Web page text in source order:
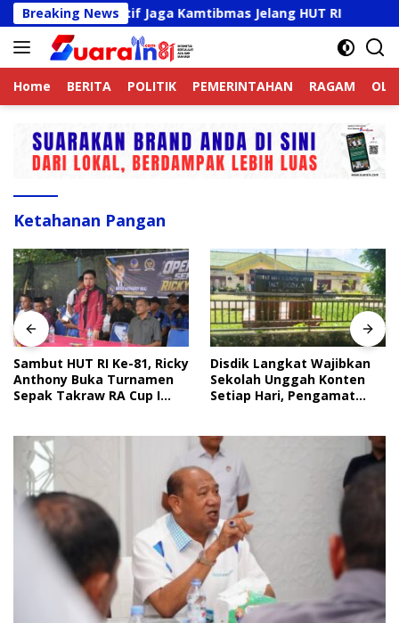
Langsung
ke
konten
Breaking News
Aktif Jaga Kamtibmas Jelang HUT RI Sambut
Home BERITA POLITIK PEMERINTAHAN RAGAM
Ketahanan Pangan
Sambut HUT RI Ke-81, Ricky
Anthony Buka Turnamen
Sepak Takraw RA Cup I
Disdik Langkat Wajibkan
Sekolah Unggah Konten
Setiap Hari, Pengamat